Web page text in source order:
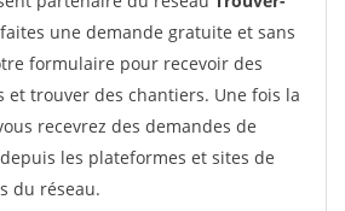
une demande gratuite et sans
formulaire pour recevoir des
et trouver des chantiers. Une fois la
recevrez des demandes de
les plateformes et sites de
du réseau.